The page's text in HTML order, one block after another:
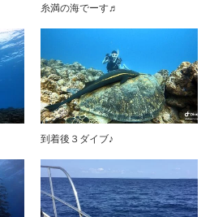
糸満の海でーす♬
到着後３ダイブ♪